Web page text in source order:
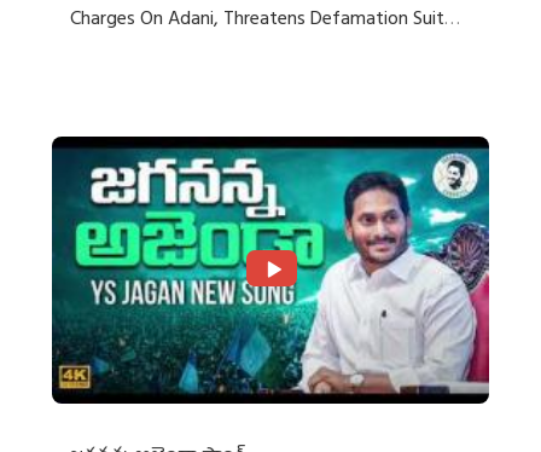
Charges On Adani, Threatens Defamation Suit